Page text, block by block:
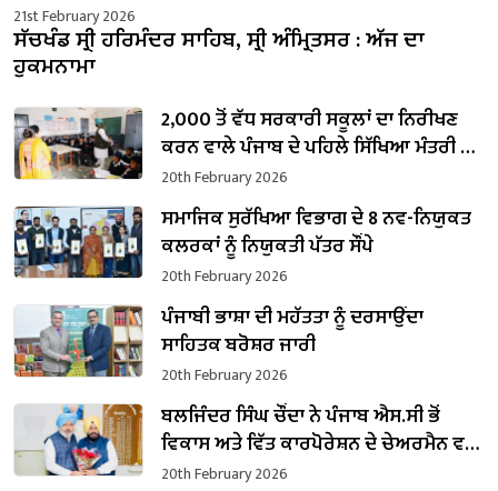
21st February 2026
ਸੱਚਖੰਡ ਸ੍ਰੀ ਹਰਿਮੰਦਰ ਸਾਹਿਬ, ਸ੍ਰੀ ਅੰਮ੍ਰਿਤਸਰ : ਅੱਜ ਦਾ
ਹੁਕਮਨਾਮਾ
2,000 ਤੋਂ ਵੱਧ ਸਰਕਾਰੀ ਸਕੂਲਾਂ ਦਾ ਨਿਰੀਖਣ
ਕਰਨ ਵਾਲੇ ਪੰਜਾਬ ਦੇ ਪਹਿਲੇ ਸਿੱਖਿਆ ਮੰਤਰੀ ਬਣੇ
ਹਰਜੋਤ ਸਿੰਘ ਬੈਂਸ
20th February 2026
ਸਮਾਜਿਕ ਸੁਰੱਖਿਆ ਵਿਭਾਗ ਦੇ 8 ਨਵ-ਨਿਯੁਕਤ
ਕਲਰਕਾਂ ਨੂੰ ਨਿਯੁਕਤੀ ਪੱਤਰ ਸੌਂਪੇ
20th February 2026
ਪੰਜਾਬੀ ਭਾਸ਼ਾ ਦੀ ਮਹੱਤਤਾ ਨੂੰ ਦਰਸਾਉਂਦਾ
ਸਾਹਿਤਕ ਬਰੋਸ਼ਰ ਜਾਰੀ
20th February 2026
ਬਲਜਿੰਦਰ ਸਿੰਘ ਚੌਂਦਾ ਨੇ ਪੰਜਾਬ ਐਸ.ਸੀ ਭੋਂ
ਵਿਕਾਸ ਅਤੇ ਵਿੱਤ ਕਾਰਪੋਰੇਸ਼ਨ ਦੇ ਚੇਅਰਮੈਨ ਵਜੋਂ
ਸੰਭਾਲਿਆ ਕਾਰਜਭਾਰ
20th February 2026